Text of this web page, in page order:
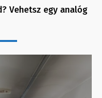
Vehetsz egy analóg